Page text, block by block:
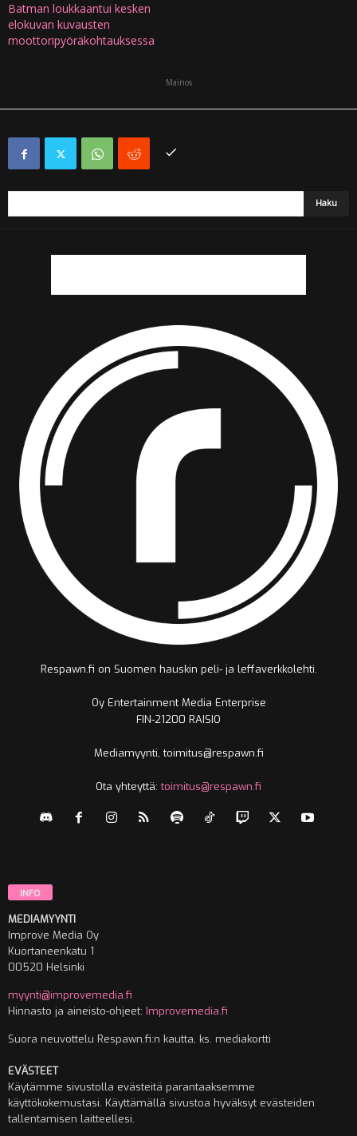
Batman loukkaantui kesken
elokuvan kuvausten
moottoripyöräkohtauksessa
Mainos
Respawn.fi on Suomen hauskin peli- ja leffaverkkolehti.
Oy Entertainment Media Enterprise
FIN-21200 RAISIO
Mediamyynti, toimitus@respawn.fi
Ota yhteyttä:toimitus@respawn.fi
INFO
MEDIAMYYNTI
Improve Media Oy
Kuortaneenkatu 1
00520 Helsinki
myynti@improvemedia.fi
Hinnasto ja aineisto-ohjeet: Improvemedia.fi
Suora neuvottelu Respawn.fi:n kautta, ks. mediakortti
EVÄSTEET
Käytämme sivustolla evästeitä parantaaksemme
käyttökokemustasi. Käyttämällä sivustoa hyväksyt evästeiden
tallentamisen laitteellesi.